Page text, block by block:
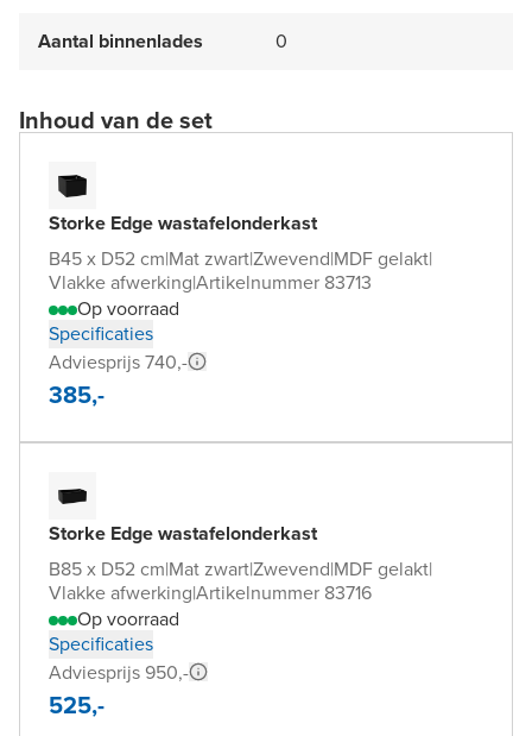
Aantal binnenlades 0
Inhoud van de set
Storke Edge wastafelonderkast
B45 x D52 cm|Mat zwart|Zwevend|MDF gelakt|
Vlakke afwerking|Artikelnummer 83713
Op voorraad
Specificaties
Adviesprijs 740,-
385,-
Storke Edge wastafelonderkast
B85 x D52 cm|Mat zwart|Zwevend|MDF gelakt|
Vlakke afwerking|Artikelnummer 83716
Op voorraad
Specificaties
Adviesprijs 950,-
525,-